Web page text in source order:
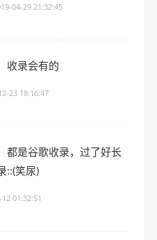
04-29 21:32:45
收录会有的
23 18:16:47
都是谷歌收录，过了好长
::(笑尿)
01:32:51